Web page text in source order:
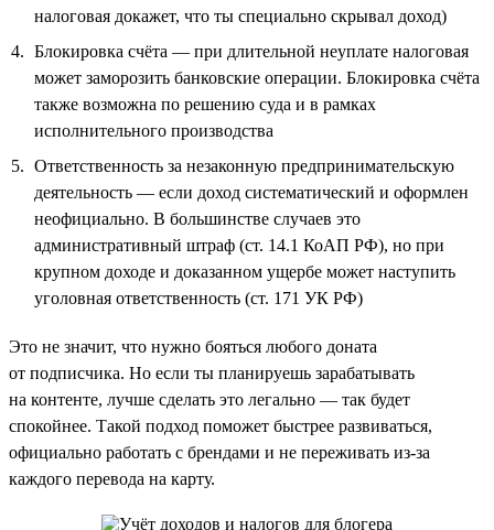
налоговая докажет, что ты специально скрывал доход)
Блокировка счёта — при длительной неуплате налоговая
может заморозить банковские операции. Блокировка счёта
также возможна по решению суда и в рамках
исполнительного производства
Ответственность за незаконную предпринимательскую
деятельность — если доход систематический и оформлен
неофициально. В большинстве случаев это
административный штраф (ст. 14.1 КоАП РФ), но при
крупном доходе и доказанном ущербе может наступить
уголовная ответственность (ст. 171 УК РФ)
Это не значит, что нужно бояться любого доната
от подписчика. Но если ты планируешь зарабатывать
на контенте, лучше сделать это легально — так будет
спокойнее. Такой подход поможет быстрее развиваться,
официально работать с брендами и не переживать из-за
каждого перевода на карту.